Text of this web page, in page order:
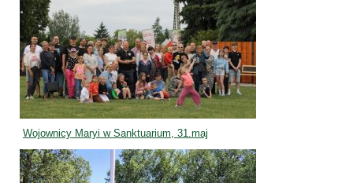
Wojownicy Maryi w Sanktuarium, 31.maj